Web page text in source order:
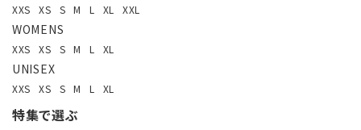
XXS XS S M L XL XXL
WOMENS
XXS XS S M L XL
UNISEX
XXS XS S M L XL
特集で選ぶ